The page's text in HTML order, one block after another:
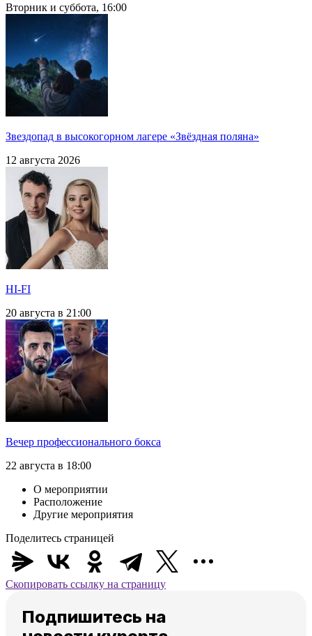
Вторник и суббота, 16:00
Звездопад в высокогорном лагере «Звёздная поляна»
12 августа 2026
HI-FI
20 августа в 21:00
Вечер профессионального бокса
22 августа в 18:00
О мероприятии
Расположение
Другие мероприятия
Поделитесь страницей
Скопировать ссылку на страницу
Подпишитесь на